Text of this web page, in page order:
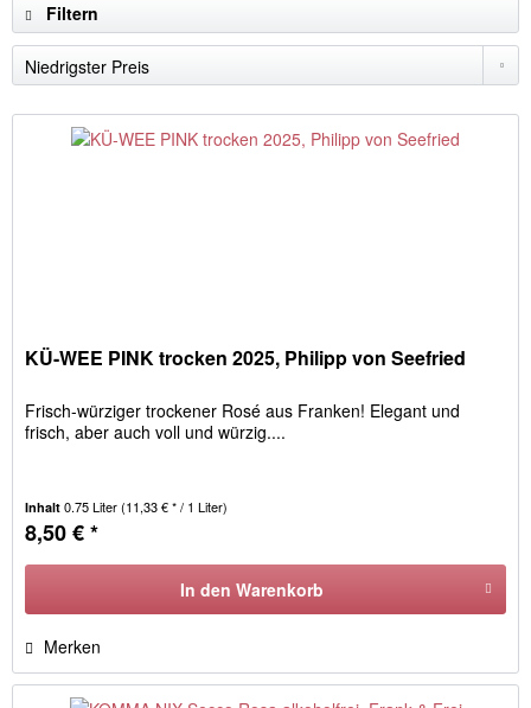
Filtern
KÜ-WEE PINK trocken 2025, Philipp von Seefried
Frisch-würziger trockener Rosé aus Franken! Elegant und
frisch, aber auch voll und würzig....
Inhalt0.75 Liter(11,33 € * / 1 Liter)
8,50 € *
In den Warenkorb
Merken